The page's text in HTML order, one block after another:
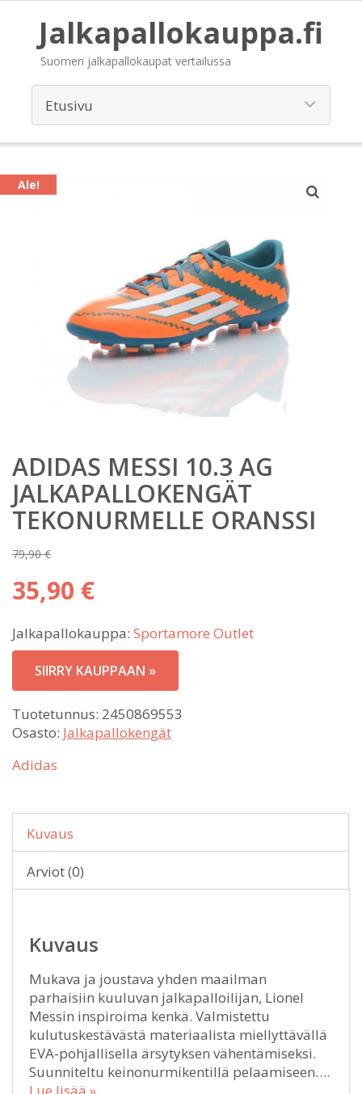
Jalkapallokauppa.fi
Suomen jalkapallokaupat vertailussa
Ale!
ADIDAS MESSI 10.3 AG
JALKAPALLOKENGÄT
TEKONURMELLE ORANSSI
79,90€
Alkuperäinen
hinta
79,90 €.
35,90 €
hinta
on:
35,90 €.
Jalkapallokauppa: Sportamore Outlet
SIIRRY KAUPPAAN »
Tuotetunnus: 2450869553
Osasto: Jalkapallokengät
Adidas
Kuvaus
Arviot (0)
Kuvaus
Mukava ja joustava yhden maailman
parhaisiin kuuluvan jalkapalloilijan, Lionel
Messin inspiroima kenkä. Valmistettu
kulutuskestävästä materiaalista miellyttävällä
EVA-pohjallisella ärsytyksen vähentämiseksi.
Suunniteltu keinonurmikentillä pelaamiseen….